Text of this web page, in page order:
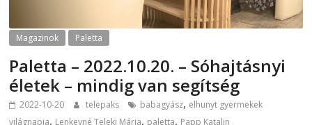
Magazinok Paletta
Paletta – 2022.10.20. – Sóhajtásnyi
életek – mindig van segítség
2022-10-20 telepaks babagyász, elhunyt gyermekek
világnapja, Lenkeyné Teleki Mária, paletta, Papp Katalin